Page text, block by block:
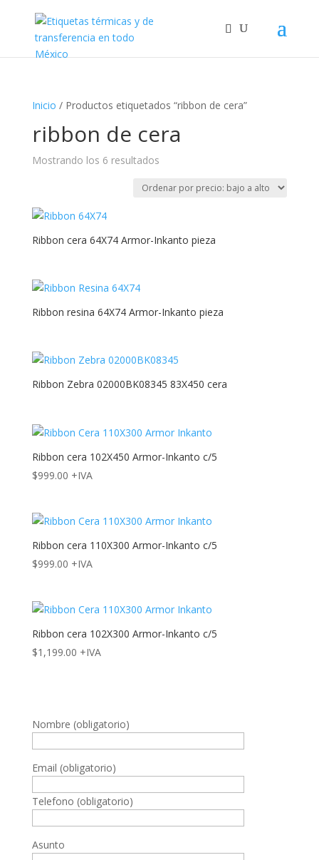
Inicio / Productos etiquetados “ribbon de cera”
ribbon de cera
Mostrando los 6 resultadosOrdenado
precio:
alto
Ribbon cera 64X74 Armor-Inkanto pieza
Ribbon resina 64X74 Armor-Inkanto pieza
Ribbon Zebra 02000BK08345 83X450 cera
Ribbon cera 102X450 Armor-Inkanto c/5
$999.00 +IVA
Ribbon cera 110X300 Armor-Inkanto c/5
$999.00 +IVA
Ribbon cera 102X300 Armor-Inkanto c/5
$1,199.00 +IVA
Nombre (obligatorio)
Email (obligatorio)
Telefono (obligatorio)
Asunto